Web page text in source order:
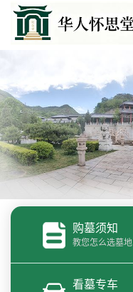
购墓须知
教您怎么选墓地
看墓专车